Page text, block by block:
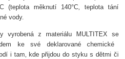
(teplota měknutí 140°C, teplota tání
vody.
vyrobená z materiálu MULTITEX se
ke své deklarované chemické
i tam, kde přijdou do styku s dětmi či